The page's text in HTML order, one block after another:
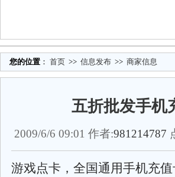
您的位置 ： 首页 >> 信息发布 >> 商家信息
五折批发手机
2009/6/6 09:01 作者:981214787
游戏点卡，全国通用手机充